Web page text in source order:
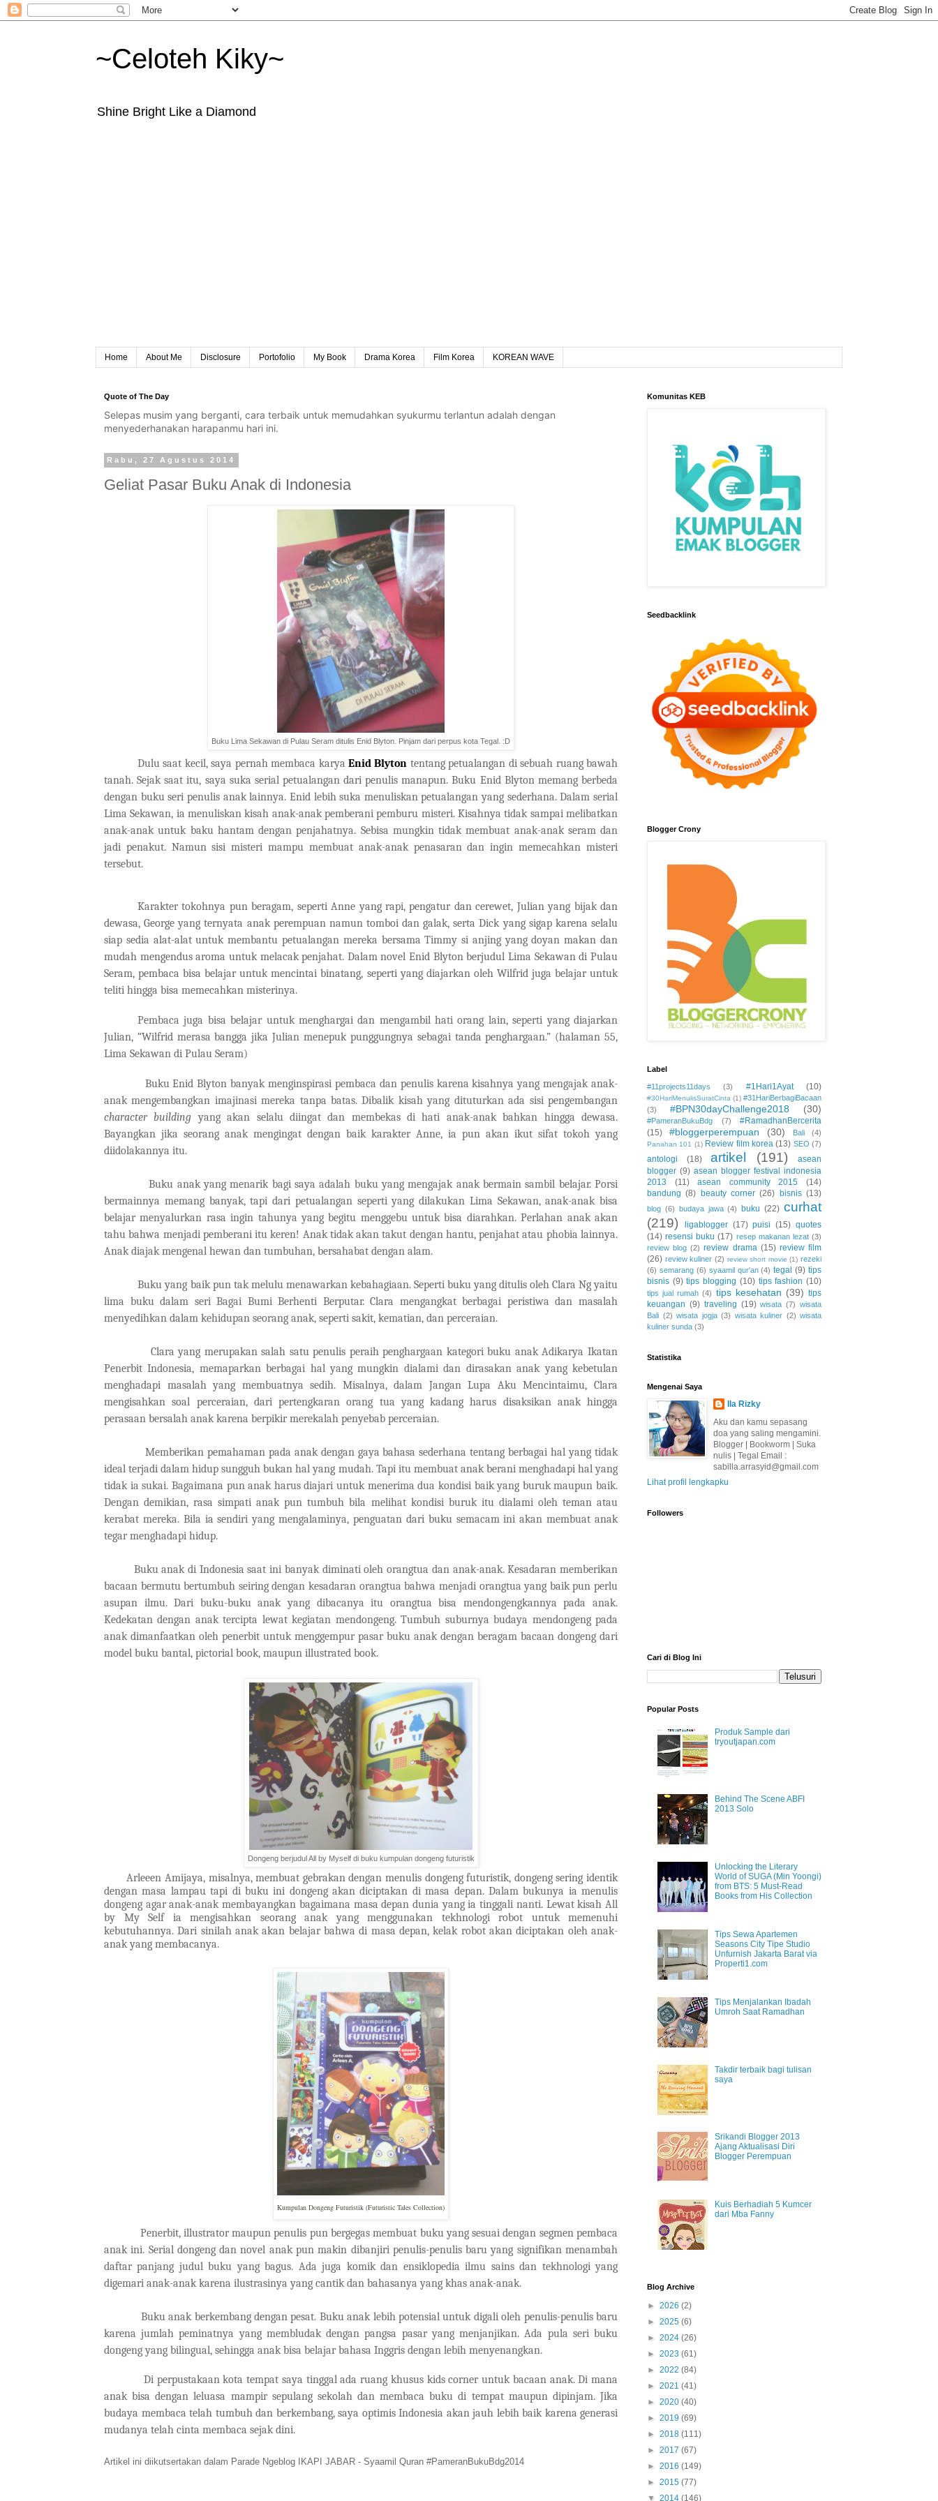
~Celoteh Kiky~
Shine Bright Like a Diamond
Home About Me Disclosure Portofolio My Book Drama Korea Film Korea KOREAN WAVE
Quote of The Day
Selepas musim yang berganti, cara terbaik untuk memudahkan syukurmu terlantun adalah dengan
menyederhanakan harapanmu hari ini.
Rabu, 27 Agustus 2014
Geliat Pasar Buku Anak di Indonesia
Buku Lima Sekawan di Pulau Seram ditulis Enid Blyton. Pinjam dari perpus kota Tegal. :D
Dulu saat kecil, saya pernah membaca karya Enid Blyton tentang petualangan di sebuah ruang bawah
tanah. Sejak saat itu, saya suka serial petualangan dari penulis manapun. Buku Enid Blyton memang berbeda
dengan buku seri penulis anak lainnya. Enid lebih suka menuliskan petualangan yang sederhana. Dalam serial
Lima Sekawan, ia menuliskan kisah anak-anak pemberani pemburu misteri. Kisahnya tidak sampai melibatkan
anak-anak untuk baku hantam dengan penjahatnya. Sebisa mungkin tidak membuat anak-anak seram dan
jadi penakut. Namun sisi misteri mampu membuat anak-anak penasaran dan ingin memecahkan misteri
tersebut.
Karakter tokohnya pun beragam, seperti Anne yang rapi, pengatur dan cerewet, Julian yang bijak dan
dewasa, George yang ternyata anak perempuan namun tomboi dan galak, serta Dick yang sigap karena selalu
siap sedia alat-alat untuk membantu petualangan mereka bersama Timmy si anjing yang doyan makan dan
mudah mengendus aroma untuk melacak penjahat. Dalam novel Enid Blyton berjudul Lima Sekawan di Pulau
Seram, pembaca bisa belajar untuk mencintai binatang, seperti yang diajarkan oleh Wilfrid juga belajar untuk
teliti hingga bisa memecahkan misterinya.
Pembaca juga bisa belajar untuk menghargai dan mengambil hati orang lain, seperti yang diajarkan
Julian, “Wilfrid merasa bangga jika Julian menepuk punggungnya sebagai tanda penghargaan.” (halaman 55,
Lima Sekawan di Pulau Seram)
Buku Enid Blyton banyak menginspirasi pembaca dan penulis karena kisahnya yang mengajak anak-
anak mengembangkan imajinasi mereka tanpa batas. Dibalik kisah yang dituturkan ada sisi pengembangan
character building yang akan selalu diingat dan membekas di hati anak-anak bahkan hingga dewasa.
Bayangkan jika seorang anak mengingat dengan baik karakter Anne, ia pun akan ikut sifat tokoh yang
diidolakannya itu.
Buku anak yang menarik bagi saya adalah buku yang mengajak anak bermain sambil belajar. Porsi
bermainnya memang banyak, tapi dari petualangan seperti yang dilakukan Lima Sekawan, anak-anak bisa
belajar menyalurkan rasa ingin tahunya yang begitu menggebu untuk bisa diarahkan. Perlahan anak akan
tahu bahwa menjadi pemberani itu keren! Anak tidak akan takut dengan hantu, penjahat atau phobia lainnya.
Anak diajak mengenal hewan dan tumbuhan, bersahabat dengan alam.
Buku yang baik pun tak melulu menawarkan kebahagiaan. Seperti buku yang ditulis oleh Clara Ng yaitu
lima buku dalam seri Bagai Bumi Berhenti Berputar. Clara mengangkat berbagai peristiwa dan masalah
menyedihkan dalam kehidupan seorang anak, seperti sakit, kematian, dan perceraian.
Clara yang merupakan salah satu penulis peraih penghargaan kategori buku anak Adikarya Ikatan
Penerbit Indonesia, memaparkan berbagai hal yang mungkin dialami dan dirasakan anak yang kebetulan
menghadapi masalah yang membuatnya sedih. Misalnya, dalam Jangan Lupa Aku Mencintaimu, Clara
mengisahkan soal perceraian, dari pertengkaran orang tua yang kadang harus disaksikan anak hingga
perasaan bersalah anak karena berpikir merekalah penyebab perceraian.
Memberikan pemahaman pada anak dengan gaya bahasa sederhana tentang berbagai hal yang tidak
ideal terjadi dalam hidup sungguh bukan hal yang mudah. Tapi itu membuat anak berani menghadapi hal yang
tidak ia sukai. Bagaimana pun anak harus diajari untuk menerima dua kondisi baik yang buruk maupun baik.
Dengan demikian, rasa simpati anak pun tumbuh bila melihat kondisi buruk itu dialami oleh teman atau
kerabat mereka. Bila ia sendiri yang mengalaminya, penguatan dari buku semacam ini akan membuat anak
tegar menghadapi hidup.
Buku anak di Indonesia saat ini banyak diminati oleh orangtua dan anak-anak. Kesadaran memberikan
bacaan bermutu bertumbuh seiring dengan kesadaran orangtua bahwa menjadi orangtua yang baik pun perlu
asupan ilmu. Dari buku-buku anak yang dibacanya itu orangtua bisa mendongengkannya pada anak.
Kedekatan dengan anak tercipta lewat kegiatan mendongeng. Tumbuh suburnya budaya mendongeng pada
anak dimanfaatkan oleh penerbit untuk menggempur pasar buku anak dengan beragam bacaan dongeng dari
model buku bantal, pictorial book, maupun illustrated book.
Dongeng berjudul All by Myself di buku kumpulan dongeng futuristik
Arleeen Amijaya, misalnya, membuat gebrakan dengan menulis dongeng futuristik, dongeng sering identik
dengan masa lampau tapi di buku ini dongeng akan diciptakan di masa depan. Dalam bukunya ia menulis
dongeng agar anak-anak membayangkan bagaimana masa depan dunia yang ia tinggali nanti. Lewat kisah All
by My Self ia mengisahkan seorang anak yang menggunakan tekhnologi robot untuk memenuhi
kebutuhannya. Dari sinilah anak akan belajar bahwa di masa depan, kelak robot akan diciptakan oleh anak-
anak yang membacanya.
Kumpulan Dongeng Futuristik (Futuristic Tales Collection)
Penerbit, illustrator maupun penulis pun bergegas membuat buku yang sesuai dengan segmen pembaca
anak ini. Serial dongeng dan novel anak pun makin dibanjiri penulis-penulis baru yang signifikan menambah
daftar panjang judul buku yang bagus. Ada juga komik dan ensiklopedia ilmu sains dan tekhnologi yang
digemari anak-anak karena ilustrasinya yang cantik dan bahasanya yang khas anak-anak.
Buku anak berkembang dengan pesat. Buku anak lebih potensial untuk digali oleh penulis-penulis baru
karena jumlah peminatnya yang membludak dengan pangsa pasar yang menjanjikan. Ada pula seri buku
dongeng yang bilingual, sehingga anak bisa belajar bahasa Inggris dengan lebih menyenangkan.
Di perpustakaan kota tempat saya tinggal ada ruang khusus kids corner untuk bacaan anak. Di mana
anak bisa dengan leluasa mampir sepulang sekolah dan membaca buku di tempat maupun dipinjam. Jika
budaya membaca telah tumbuh dan berkembang, saya optimis Indonesia akan jauh lebih baik karena generasi
mudanya telah cinta membaca sejak dini.
Artikel ini diikutsertakan dalam Parade Ngeblog IKAPI JABAR - Syaamil Quran #PameranBukuBdg2014
Komunitas KEB
Seedbacklink
Blogger Crony
Label
#11projects11days (3) #1Hari1Ayat (10)
#30HariMenulisSuratCinta (1) #31HariBerbagiBacaan
(3)
#BPN30dayChallenge2018 (30)
#PameranBukuBdg (7)
#RamadhanBercerita
(15)
#bloggerperempuan (30) Bali (4)
Panahan 101 (1) Review film korea (13) SEO (7)
antologi (18) artikel (191)
asean
blogger (9) asean blogger festival indonesia
2013
(11) asean community 2015
(14)
bandung (8) beauty corner (26) bisnis (13)
blog (6) budaya jawa (4) buku (22) curhat
(219)
ligablogger (17) puisi (15) quotes
(14) resensi buku (17) resep makanan lezat (3)
review blog (2) review drama (15) review film
(26) review kuliner (2) review short movie (1) rezeki
(6) semarang (6) syaamil qur'an (4) tegal (9) tips
bisnis (9) tips blogging (10) tips fashion (10)
tips jual rumah (4) tips kesehatan (39) tips
keuangan (9) traveling (19) wisata (7) wisata
Bali (2) wisata jogja (3) wisata kuliner (2) wisata
kuliner sunda (3)
Statistika
Mengenai Saya
Ila Rizky
Aku dan kamu sepasang
doa yang saling mengamini.
Blogger | Bookworm | Suka
nulis | Tegal Email :
sabilla.arrasyid@gmail.com
Lihat profil lengkapku
Followers
Cari di Blog Ini
Popular Posts
Produk Sample dari
tryoutjapan.com
Behind The Scene ABFI
2013 Solo
Unlocking the Literary
World of SUGA (Min Yoongi)
from BTS: 5 Must-Read
Books from His Collection
Tips Sewa Apartemen
Seasons City Tipe Studio
Unfurnish Jakarta Barat via
Properti1.com
Tips Menjalankan Ibadah
Umroh Saat Ramadhan
Takdir terbaik bagi tulisan
saya
Srikandi Blogger 2013
Ajang Aktualisasi Diri
Blogger Perempuan
Kuis Berhadiah 5 Kumcer
dari Mba Fanny
Blog Archive
► 2026 (2)
► 2025 (6)
► 2024 (26)
► 2023 (61)
► 2022 (84)
► 2021 (41)
► 2020 (40)
► 2019 (69)
► 2018 (111)
► 2017 (67)
► 2016 (149)
► 2015 (77)
▼ 2014 (146)